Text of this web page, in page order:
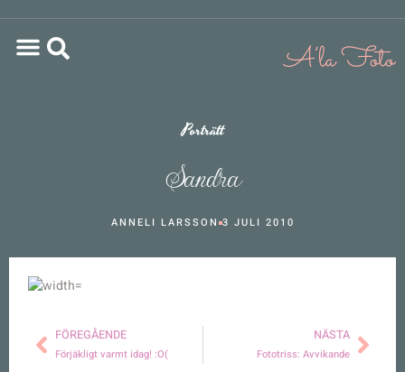
Porträtt
Sandra
ANNELI LARSSON 3 JULI 2010
FÖREGÅENDE
Förjäkligt varmt idag! :O(
NÄSTA
Fototriss: Avvikande